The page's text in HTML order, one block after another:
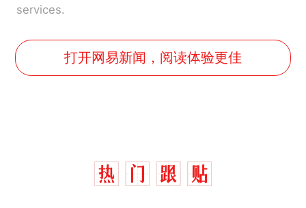
services.
打开网易新闻，阅读体验更佳